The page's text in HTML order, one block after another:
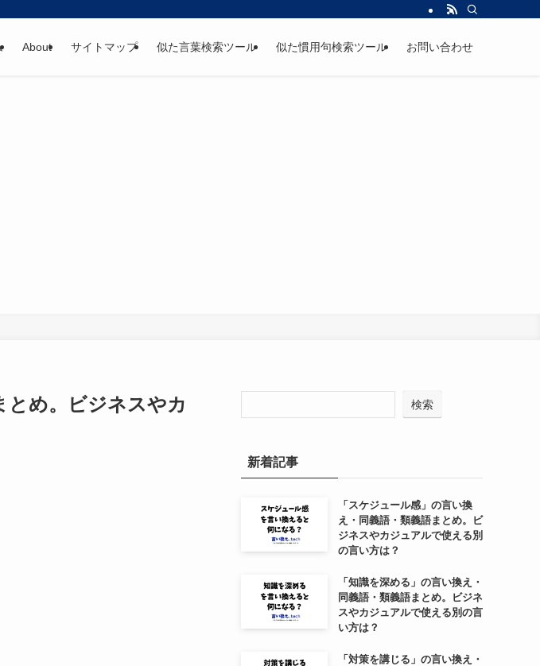
About サイトマップ 似た言葉検索ツール 似た慣用句検索ツール お問い合わせ
とめ。ビジネスやカ
検索
新着記事
「スケジュール感」の言い換
え・同義語・類義語まとめ。ビ
ジネスやカジュアルで使える別
の言い方は？
「知識を深める」の言い換え・
同義語・類義語まとめ。ビジネ
スやカジュアルで使える別の言
い方は？
「対策を講じる」の言い換え・